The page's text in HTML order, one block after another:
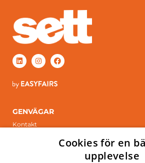
GENVÄGAR
Kontakt
Cookies för en
upplevelse